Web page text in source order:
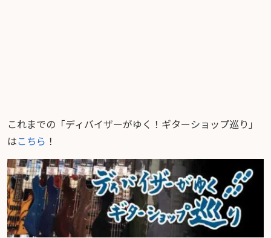
これまでの「ディバイザーがゆく！ギターショップ巡り」
はこちら ！